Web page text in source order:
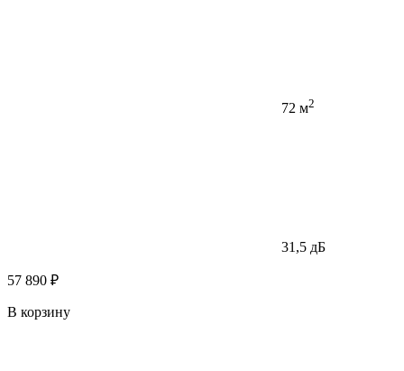
72 м2
31,5 дБ
57 890 ₽
В корзину